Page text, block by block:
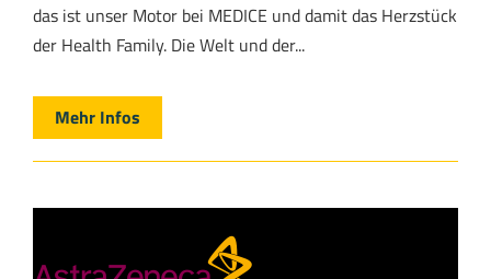
das ist unser Motor bei MEDICE und damit das Herzstück
der Health Family. Die Welt und der...
Mehr Infos